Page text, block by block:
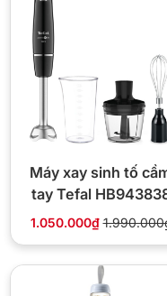
Máy xay sinh tố
tay Tefal
1.050.000₫